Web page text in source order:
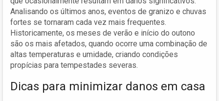
Analisando os últimos anos, eventos de granizo e chuvas
fortes se tornaram cada vez mais frequentes.
Historicamente, os meses de verão e início do outono
são os mais afetados, quando ocorre uma combinação de
altas temperaturas e umidade, criando condições
propícias para tempestades severas.
Dicas para minimizar danos em casa